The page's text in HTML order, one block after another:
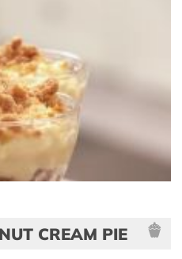
CREAM PIE